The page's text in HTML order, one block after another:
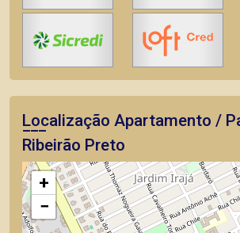
Localização Apartamento /
Ribeirão Preto
+
−